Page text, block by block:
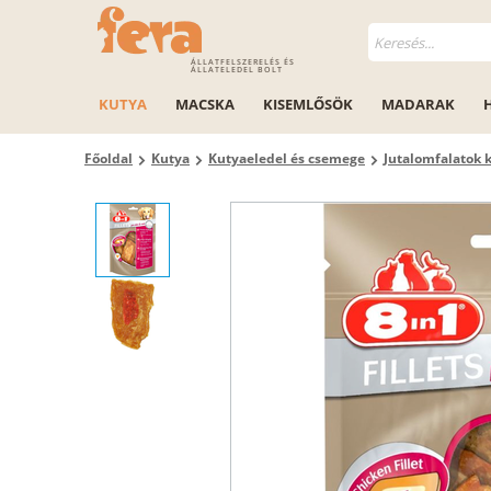
ÁLLATFELSZERELÉS ÉS
ÁLLATELEDEL BOLT
KUTYA MACSKA KISEMLŐSÖK MADARAK
Főoldal Kutya Kutyaeledel és csemege Jutalomfalatok